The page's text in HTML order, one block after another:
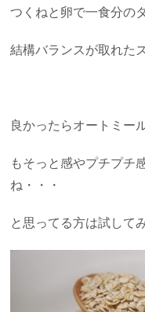
つくねと卵で一食分の
結構バランスが取れた
良かったらオートミー
もそっと感やプチプチ
ね・・・
と思ってる方は試して